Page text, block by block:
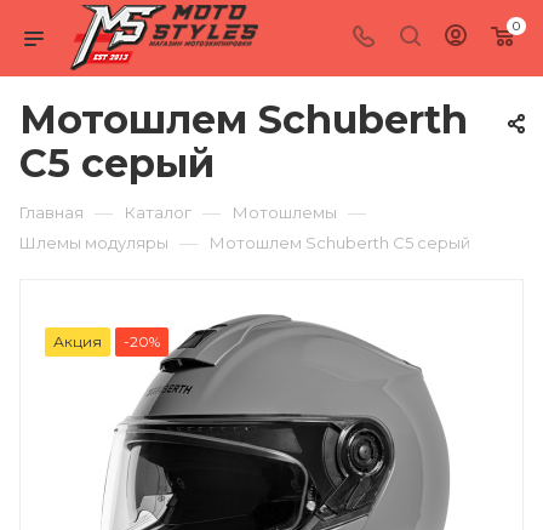
0
Мотошлем Schuberth
C5 серый
Главная — Каталог — Мотошлемы —
Шлемы модуляры — Мотошлем Schuberth C5 серый
Акция -20%